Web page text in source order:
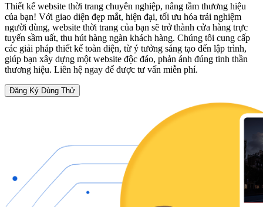
Thiết kế website thời trang chuyên nghiệp, nâng tầm thương hiệu
của bạn! Với giao diện đẹp mắt, hiện đại, tối ưu hóa trải nghiệm
người dùng, website thời trang của bạn sẽ trở thành cửa hàng trực
tuyến sầm uất, thu hút hàng ngàn khách hàng. Chúng tôi cung cấp
các giải pháp thiết kế toàn diện, từ ý tưởng sáng tạo đến lập trình,
giúp bạn xây dựng một website độc đáo, phản ánh đúng tinh thần
thương hiệu. Liên hệ ngay để được tư vấn miễn phí.
Đăng Ký Dùng Thử